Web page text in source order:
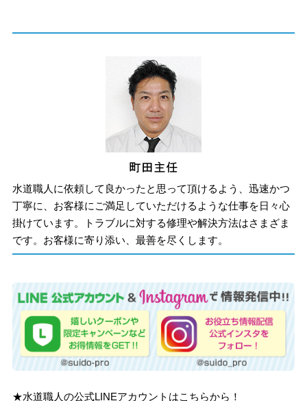
水道職人に依頼して良かったと思って頂けるよう、迅速かつ
丁寧に、お客様にご満足していただけるような仕事を日々心
掛けています。トラブルに対する修理や解決方法はさまざま
です。お客様に寄り添い、最善を尽くします。
★水道職人の公式LINEアカウントはこちらから！